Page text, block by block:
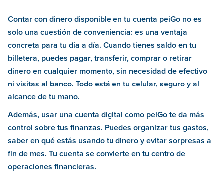
Contar con dinero disponible en tu cuenta peiGo no es
solo una cuestión de conveniencia: es una ventaja
concreta para tu día a día. Cuando tienes saldo en tu
billetera, puedes pagar, transferir, comprar o retirar
dinero en cualquier momento, sin necesidad de efectivo
ni visitas al banco. Todo está en tu celular, seguro y al
alcance de tu mano.
Además, usar una cuenta digital como peiGo te da más
control sobre tus finanzas. Puedes organizar tus gastos,
saber en qué estás usando tu dinero y evitar sorpresas a
fin de mes. Tu cuenta se convierte en tu centro de
operaciones financieras.